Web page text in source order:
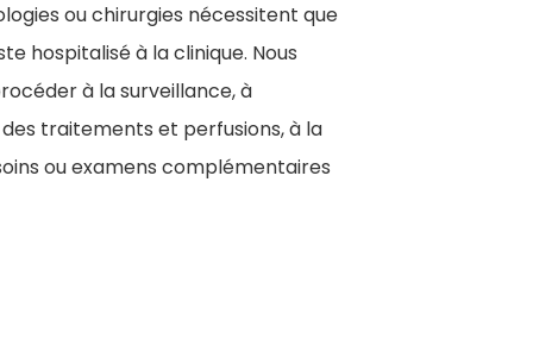
ou chirurgies nécessitent que
hospitalisé à la clinique. Nous
à la surveillance, à
traitements et perfusions, à la
ou examens complémentaires